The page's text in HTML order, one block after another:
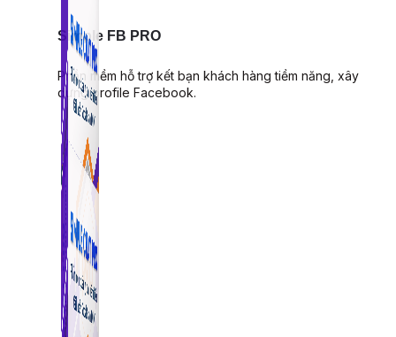
Simple FB PRO
Phần mềm hỗ trợ kết bạn khách hàng tiềm năng, xây
dựng profile Facebook.